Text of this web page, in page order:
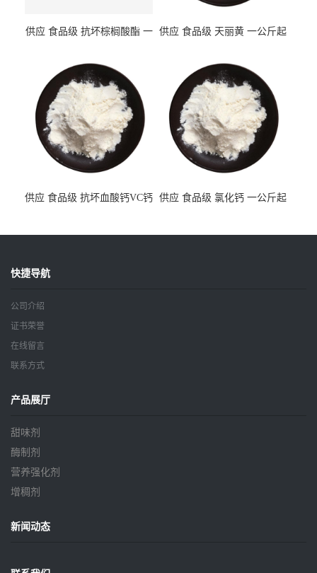
供应 食品级 抗坏棕榈酸酯 一
供应 食品级 天丽黄 一公斤起
供应 食品级 抗坏血酸钙VC钙 供应 食品级 氯化钙 一公斤起
快捷导航
公司介绍
证书荣誉
在线留言
联系方式
产品展厅
甜味剂
酶制剂
营养强化剂
增稠剂
新闻动态